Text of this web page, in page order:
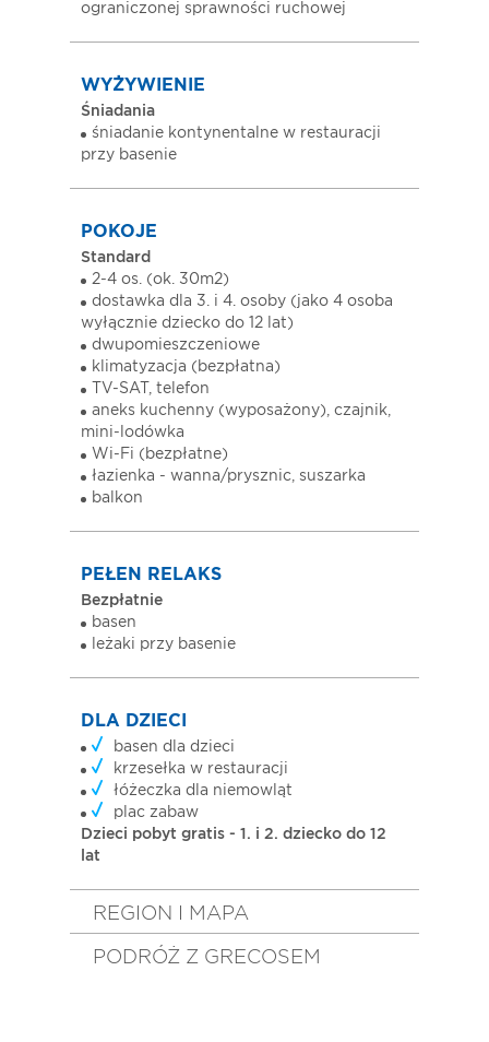
ograniczonej sprawności ruchowej
WYŻYWIENIE
Śniadania
śniadanie kontynentalne w restauracji
przy basenie
POKOJE
Standard
2-4 os. (ok. 30m2)
dostawka dla 3. i 4. osoby (jako 4 osoba
wyłącznie dziecko do 12 lat)
dwupomieszczeniowe
klimatyzacja (bezpłatna)
TV-SAT, telefon
aneks kuchenny (wyposażony), czajnik,
mini-lodówka
Wi-Fi (bezpłatne)
łazienka - wanna/prysznic, suszarka
balkon
PEŁEN RELAKS
Bezpłatnie
basen
leżaki przy basenie
DLA DZIECI
basen dla dzieci
krzesełka w restauracji
łóżeczka dla niemowląt
plac zabaw
Dzieci pobyt gratis - 1. i 2. dziecko do 12
lat
REGION I MAPA
PODRÓŻ Z GRECOSEM